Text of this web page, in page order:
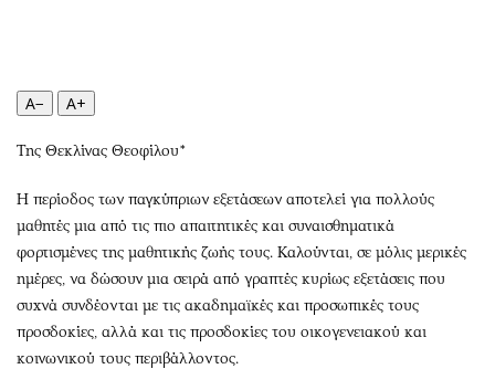
Παράξενα
Θέατρο-Χορός
Μουσική
Εικαστικά
Βιβλίο
Χειρόγραφα
Podcasts
Uncut
Προσφορές
Προσωπικότητες στην ''Κ''
Επιστολές
A− A+
Της Θεκλίνας Θεοφίλου*
Η περίοδος των παγκύπριων εξετάσεων αποτελεί για πολλούς
μαθητές μια από τις πιο απαιτητικές και συναισθηματικά
φορτισμένες της μαθητικής ζωής τους. Καλούνται, σε μόλις μερικές
ημέρες, να δώσουν μια σειρά από γραπτές κυρίως εξετάσεις που
συχνά συνδέονται με τις ακαδημαϊκές και προσωπικές τους
προσδοκίες, αλλά και τις προσδοκίες του οικογενειακού και
κοινωνικού τους περιβάλλοντος.